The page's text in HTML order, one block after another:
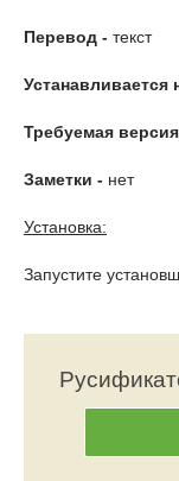
Перевод - текст
Устанавливается
Требуемая
Заметки - нет
Установка:
Запустите